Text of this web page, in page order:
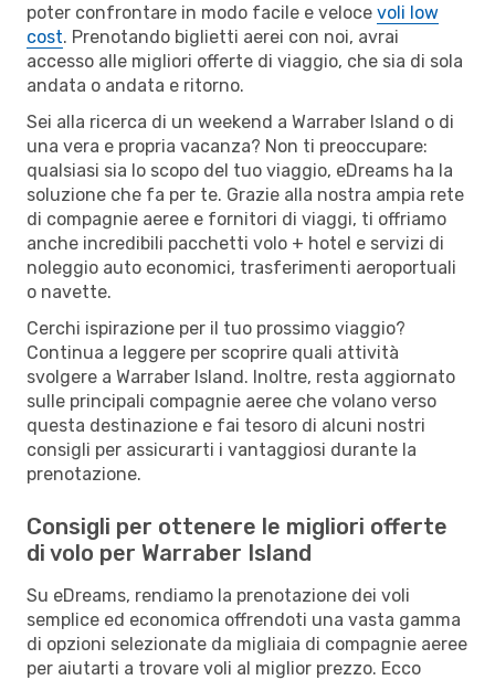
poter confrontare in modo facile e veloce voli low
cost. Prenotando biglietti aerei con noi, avrai
accesso alle migliori offerte di viaggio, che sia di sola
andata o andata e ritorno.
Sei alla ricerca di un weekend a Warraber Island o di
una vera e propria vacanza? Non ti preoccupare:
qualsiasi sia lo scopo del tuo viaggio, eDreams ha la
soluzione che fa per te. Grazie alla nostra ampia rete
di compagnie aeree e fornitori di viaggi, ti offriamo
anche incredibili pacchetti volo + hotel e servizi di
noleggio auto economici, trasferimenti aeroportuali
o navette.
Cerchi ispirazione per il tuo prossimo viaggio?
Continua a leggere per scoprire quali attività
svolgere a Warraber Island. Inoltre, resta aggiornato
sulle principali compagnie aeree che volano verso
questa destinazione e fai tesoro di alcuni nostri
consigli per assicurarti i vantaggiosi durante la
prenotazione.
Consigli per ottenere le migliori offerte
di volo per Warraber Island
Su eDreams, rendiamo la prenotazione dei voli
semplice ed economica offrendoti una vasta gamma
di opzioni selezionate da migliaia di compagnie aeree
per aiutarti a trovare voli al miglior prezzo. Ecco